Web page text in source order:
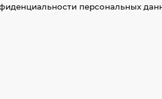
персональных